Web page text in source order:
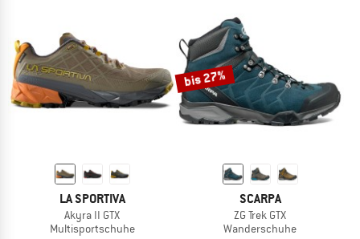
LA SPORTIVA
Akyra II GTX
Multisportschuhe
bis 27%
SCARPA
ZG Trek GTX
Wanderschuhe